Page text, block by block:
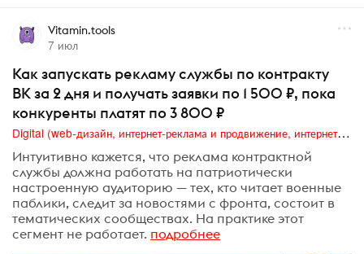
Vitamin.tools
7 июл
Как запускать рекламу службы по контракту
ВК за 2 дня и получать заявки по 1 500 ₽, пока
конкуренты платят по 3 800 ₽
Digital (web-дизайн, интернет-реклама и продвижение, интернет-сообщества и блоги, интернет-коммуникации, мобильный маркетинг, реклама на цифровых экранах)
Интуитивно кажется, что реклама контрактной
службы должна работать на патриотически
настроенную аудиторию — тех, кто читает военные
паблики, следит за новостями с фронта, состоит в
тематических сообществах. На практике этот
сегмент не работает. подробнее